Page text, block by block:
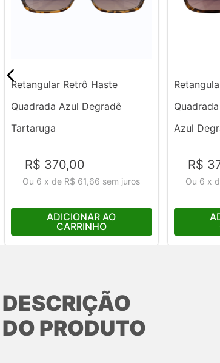
Retangular Retrô Haste
Quadrada Azul Degradê
Tartaruga
R$ 370,00
Ou 6 x de R$ 61,66 sem juros
ADICIONAR AO
CARRINHO
Azul
R$
Ou 6 x
DESCRIÇÃO
DO PRODUTO